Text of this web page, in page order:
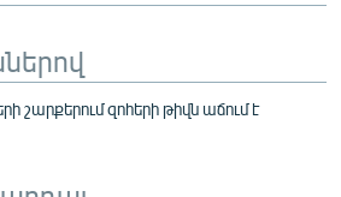
շարքերում զոհերի թիվն աճում է